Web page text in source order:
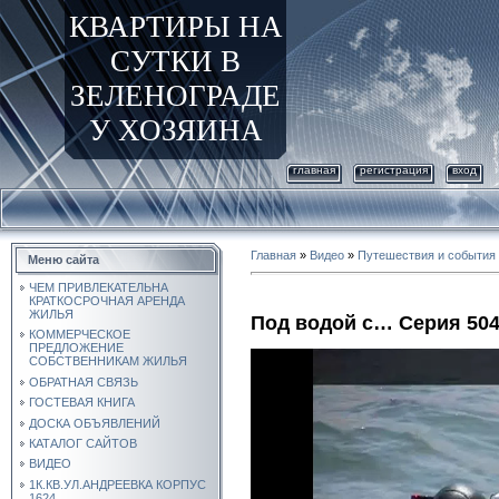
КВАРТИРЫ НА
СУТКИ В
ЗЕЛЕНОГРАДЕ
У ХОЗЯИНА
главная регистрация вход
Меню сайта
ЧЕМ ПРИВЛЕКАТЕЛЬНА
КРАТКОСРОЧНАЯ АРЕНДА
ЖИЛЬЯ
КОММЕРЧЕСКОЕ
ПРЕДЛОЖЕНИЕ
СОБСТВЕННИКАМ ЖИЛЬЯ
ОБРАТНАЯ СВЯЗЬ
ГОСТЕВАЯ КНИГА
ДОСКА ОБЪЯВЛЕНИЙ
КАТАЛОГ САЙТОВ
ВИДЕО
1К.КВ.УЛ.АНДРЕЕВКА КОРПУС
Главная » Видео » Путешествия и события
Под водой с… Серия 504